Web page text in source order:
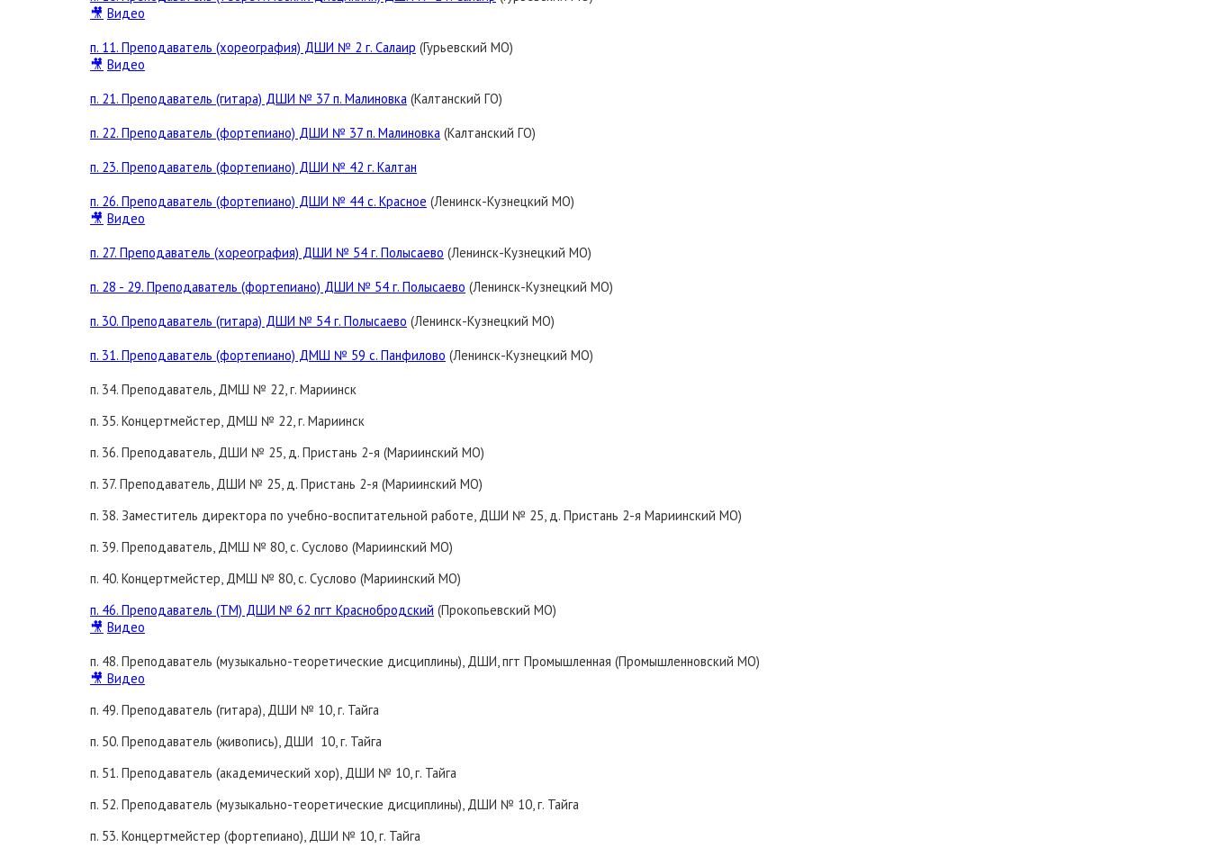
🎥 Видео
п. 11. Преподаватель (хореография) ДШИ № 2 г. Салаир (Гурьевский МО)
🎥 Видео
п. 21. Преподаватель (гитара) ДШИ № 37 п. Малиновка (Калтанский ГО)
п. 22. Преподаватель (фортепиано) ДШИ № 37 п. Малиновка (Калтанский ГО)
п. 23. Преподаватель (фортепиано) ДШИ № 42 г. Калтан
п. 26. Преподаватель (фортепиано) ДШИ № 44 с. Красное (Ленинск-Кузнецкий МО)
🎥 Видео
п. 27. Преподаватель (хореография) ДШИ № 54 г. Полысаево (Ленинск-Кузнецкий МО)
п. 28 - 29. Преподаватель (фортепиано) ДШИ № 54 г. Полысаево (Ленинск-Кузнецкий МО)
п. 30. Преподаватель (гитара) ДШИ № 54 г. Полысаево (Ленинск-Кузнецкий МО)
п. 31. Преподаватель (фортепиано) ДМШ № 59 с. Панфилово (Ленинск-Кузнецкий МО)
п. 34. Преподаватель, ДМШ № 22, г. Мариинск
п. 35. Концертмейстер, ДМШ № 22, г. Мариинск
п. 36. Преподаватель, ДШИ № 25, д. Пристань 2-я (Мариинский МО)
п. 37. Преподаватель, ДШИ № 25, д. Пристань 2-я (Мариинский МО)
п. 38. Заместитель директора по учебно-воспитательной работе, ДШИ № 25, д. Пристань 2-я Мариинский МО)
п. 39. Преподаватель, ДМШ № 80, с. Суслово (Мариинский МО)
п. 40. Концертмейстер, ДМШ № 80, с. Суслово (Мариинский МО)
п. 46. Преподаватель (ТМ) ДШИ № 62 пгт Краснобродский (Прокопьевский МО)
🎥 Видео
п. 48. Преподаватель (музыкально-теоретические дисциплины), ДШИ, пгт Промышленная (Промышленновский МО)
🎥 Видео
п. 49. Преподаватель (гитара), ДШИ № 10, г. Тайга
п. 50. Преподаватель (живопись), ДШИ 10, г. Тайга
п. 51. Преподаватель (академический хор), ДШИ № 10, г. Тайга
п. 52. Преподаватель (музыкально-теоретические дисциплины), ДШИ № 10, г. Тайга
п. 53. Концертмейстер (фортепиано), ДШИ № 10, г. Тайга